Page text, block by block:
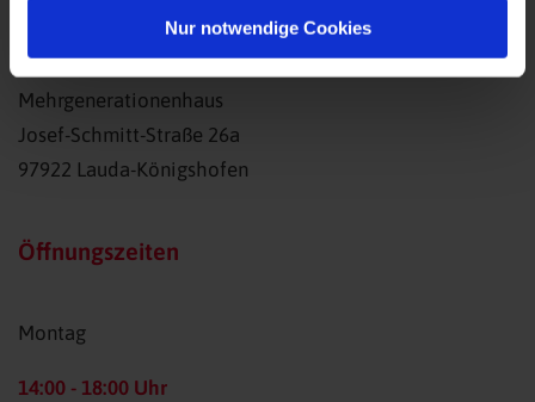
Nur notwendige Cookies
Mehrgenerationenhaus
Josef-Schmitt-Straße 26a
97922 Lauda-Königshofen
Öffnungszeiten
Montag
14:00 - 18:00 Uhr